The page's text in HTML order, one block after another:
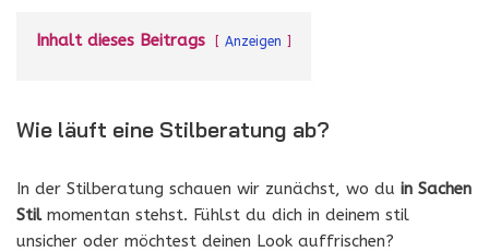
Inhalt dieses Beitrags Anzeigen
Wie läuft eine Stilberatung ab?
In der Stilberatung schauen wir zunächst, wo du in Sachen
Stilmomentan stehst. Fühlst du dich in deinem stil
unsicher oder möchtest deinen Look auffrischen?